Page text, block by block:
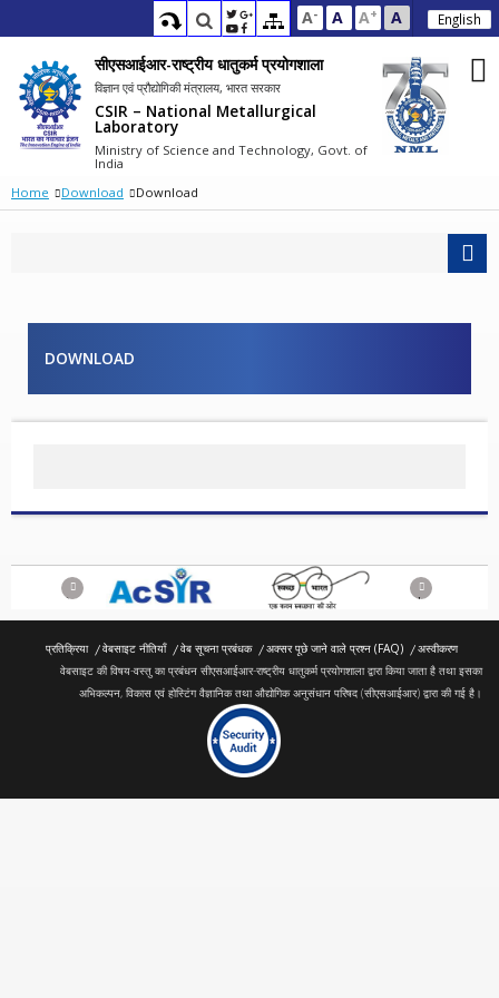
A- A A+ A English
सीएसआईआर-राष्ट्रीय धातुकर्म प्रयोगशाला
विज्ञान एवं प्रौद्योगिकी मंत्रालय, भारत सरकार
CSIR – National Metallurgical
Laboratory
Ministry of Science and Technology, Govt. of
India
Home
Download Download
DOWNLOAD
Previous Next
प्रतिक्रिया वेबसाइट नीतियाँ वेब सूचना प्रबंधक अक्सर पूछे जाने वाले प्रश्न (FAQ)
अस्वीकरण
वेबसाइट की विषय-वस्तु का प्रबंधन सीएसआईआर-राष्ट्रीय धातुकर्म प्रयोगशाला द्वारा किया जाता है तथा इसका
अभिकल्पन, विकास एवं होस्टिंग वैज्ञानिक तथा औद्योगिक अनुसंधान परिषद (सीएसआईआर) द्वारा की गई है।